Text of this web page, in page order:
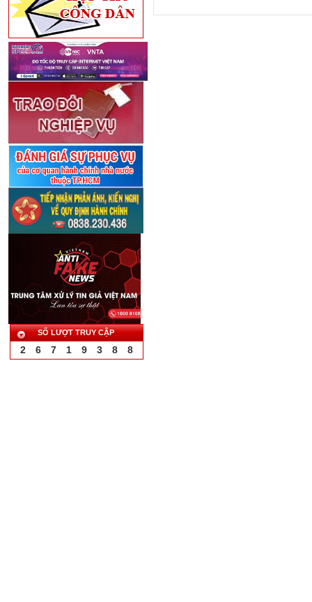
SỐ LƯỢT TRUY CẬP
2 6 7 1 9 3 8 8